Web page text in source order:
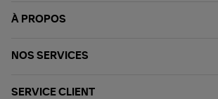
À PROPOS
NOS SERVICES
SERVICE CLIENT